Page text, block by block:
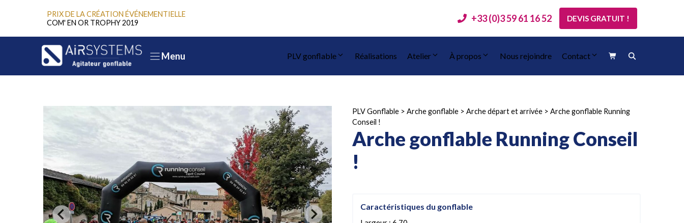
PRIX DE LA CRÉATION ÉVÉNEMENTIELLE
COM' EN OR TROPHY 2019
+33 (0)3 59 61 16 52 DEVIS GRATUIT !
Menu PLV gonflable Réalisations Atelier À propos Nous rejoindre Contact
PLV Gonflable > Arche gonflable > Arche départ et arrivée > Arche gonflable Running
Conseil !
Arche gonflable Running Conseil
!
Caractéristiques du gonflable